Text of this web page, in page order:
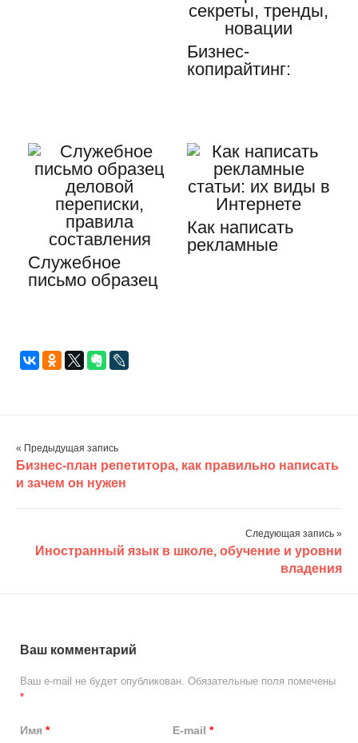
Бизнес-
копирайтинг:
Служебное
письмо образец
Как написать
рекламные
« Предыдущая запись
Бизнес-план репетитора, как правильно написать
и зачем он нужен
Следующая запись »
Иностранный язык в школе, обучение и уровни
владения
Ваш комментарий
Ваш e-mail не будет опубликован. Обязательные поля помечены
*
Имя * E-mail*